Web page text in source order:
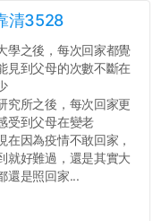
弊的風氣。
老人我明天就要搬離新
之後如何發展與我無
就當最後一天發個牢騷
，祝學弟妹們修課順利
清3528
學之後，每次回家都覺
見到父母的次數不斷在
究所之後，每次回家更
受到父母在變老
在因為疫情不敢回家，
就好難過，還是其實大
還是照回家...